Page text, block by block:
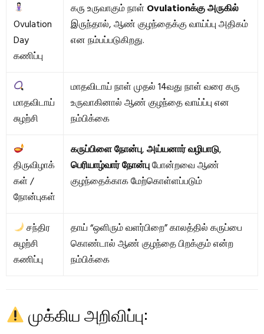
Ovulation
Day
கணிப்பு
கரு உருவாகும் நாள் Ovulationக்கு அருகில்
இருந்தால், ஆண் குழந்தைக்கு வாய்ப்பு அதிகம்
என நம்பப்படுகிறது.
மாதவிடாய்
சுழற்சி
மாதவிடாய் நாள் முதல் 14வது நாள் வரை கரு
உருவாகினால் ஆண் குழந்தை வாய்ப்பு என
நம்பிக்கை
திருவிழாக்
கள் /
நோன்புகள்
கருப்பிளை நோன்பு,அய்யனார் வழிபாடு,
பெரியாழ்வார் நோன்புபோன்றவை ஆண்
குழந்தைக்காக மேற்கொள்ளப்படும்
சந்திர
சுழற்சி
கணிப்பு
தாய் “ஒளிரும் வளர்பிறை” காலத்தில் கருப்பை
கொண்டால் ஆண் குழந்தை பிறக்கும் என்ற
நம்பிக்கை
முக்கிய அறிவிப்பு: